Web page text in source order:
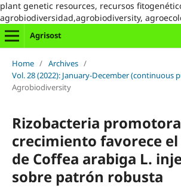
plant genetic resources, recursos
agrobiodiversidad,agrobiodiversity,
Agrisost
Home / Archives /
Vol. 28 (2022): January-December (continuous
Agrobiodiversity
Rizobacteria
crecimiento favorece
de Coffea arabiga L.
sobre patrón robusta